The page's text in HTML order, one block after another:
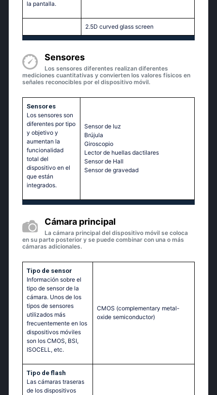
la pantalla.
2.5D curved glass screen
Sensores
Los sensores diferentes realizan diferentes
mediciones cuantitativas y convierten los valores físicos en
señales reconocibles por el dispositivo móvil.
Sensores
Los sensores son
diferentes por tipo
y objetivo y
aumentan la
funcionalidad
total del
dispositivo en el
que están
integrados.
Sensor de luz
Brújula
Giroscopio
Lector de huellas dactilares
Sensor de Hall
Sensor de gravedad
Cámara principal
La cámara principal del dispositivo móvil se coloca
en su parte posterior y se puede combinar con una o más
cámaras adicionales.
Tipo de sensor
Información sobre el
tipo de sensor de la
cámara. Unos de los
tipos de sensores
utilizados más
frecuentemente en los
dispositivos móviles
son los CMOS, BSI,
ISOCELL, etc.
CMOS (complementary metal-
oxide semiconductor)
Tipo de flash
Las cámaras traseras
de los dispositivos